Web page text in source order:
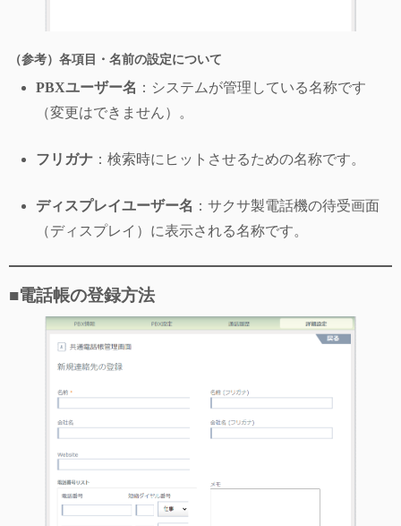
（参考）各項目・名前の設定について
PBXユーザー名 ：システムが管理している名称です
（変更はできません）。
フリガナ ：検索時にヒットさせるための名称です。
ディスプレイユーザー名 ：サクサ製電話機の待受画面
（ディスプレイ）に表示される名称です。
■電話帳の登録方法